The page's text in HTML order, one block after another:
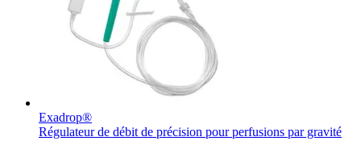
Catalogue de produits
Trouvez le produit que vous recherchez. Visitez le catalogue
de produits B. Braun avec notre portefeuille complet.
Contact
En dialogue avec B. Braun. Contactez-nous.
Exadrop®
Régulateur de débit de précision pour perfusions par gravité